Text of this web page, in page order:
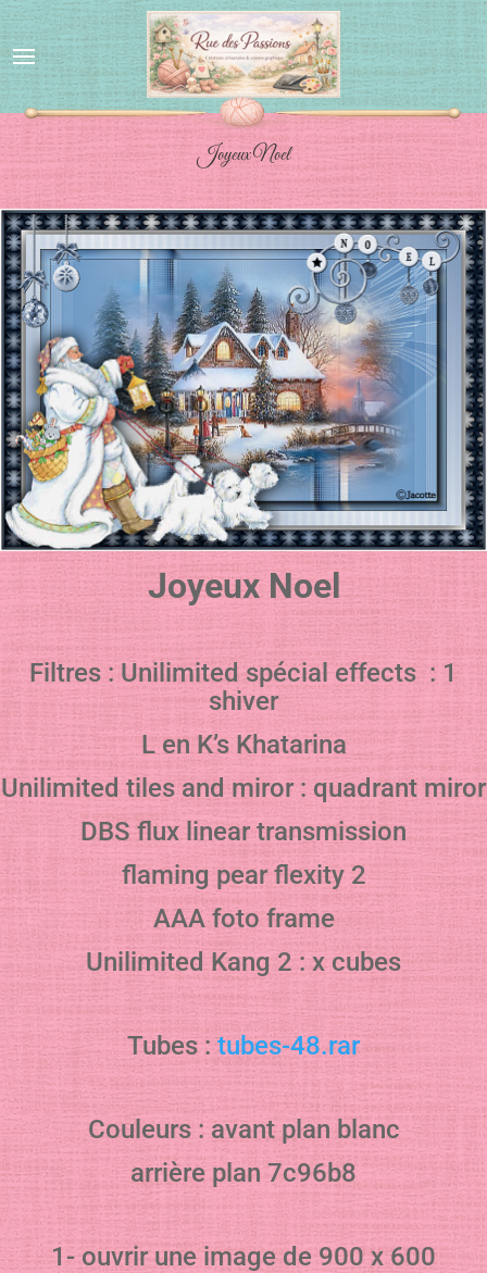
Joyeux Noel
Joyeux Noel
Filtres : Unilimited spécial effects : 1
shiver
L en K’s Khatarina
Unilimited tiles and miror : quadrant miror
DBS flux linear transmission
flaming pear flexity 2
AAA foto frame
Unilimited Kang 2 : x cubes
Tubes :tubes-48.rar
Couleurs : avant plan blanc
arrière plan 7c96b8
1- ouvrir une image de 900 x 600